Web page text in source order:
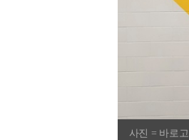
사진 = 바로고